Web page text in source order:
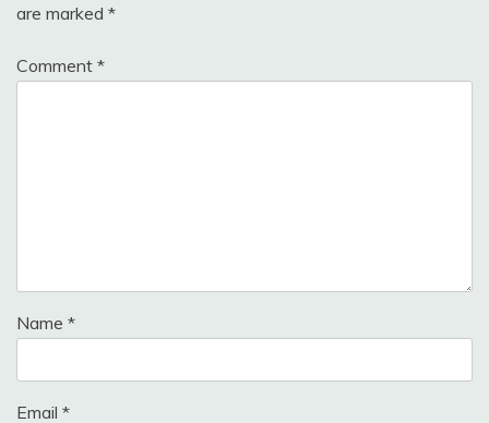
are marked *
Comment *
Name *
Email *